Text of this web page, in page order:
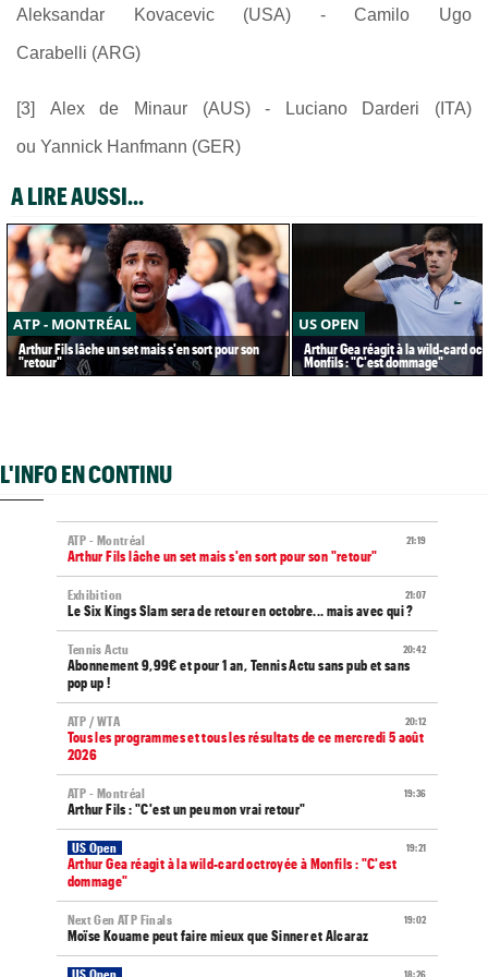
Aleksandar Kovacevic (USA) - Camilo Ugo
Carabelli (ARG)
[3] Alex de Minaur (AUS) - Luciano Darderi (ITA)
ou Yannick Hanfmann (GER)
A LIRE AUSSI...
ATP - MONTRÉAL
Arthur Fils lâche un set mais s'en sort pour son
"retour"
US OPEN
Arthur Gea réagit à la wild-card
Monfils : "C'est dommage"
L'INFO EN CONTINU
21:19
ATP - Montréal
Arthur Fils lâche un set mais s'en sort pour son "retour"
21:07
Exhibition
Le Six Kings Slam sera de retour en octobre... mais avec qui ?
20:42
Tennis Actu
Abonnement 9,99€ et pour 1 an, Tennis Actu sans pub et sans
pop up !
20:12
ATP / WTA
Tous les programmes et tous les résultats de ce mercredi 5 août
2026
19:36
ATP - Montréal
Arthur Fils : "C'est un peu mon vrai retour"
19:21
US Open
Arthur Gea réagit à la wild-card octroyée à Monfils : "C'est
dommage"
19:02
Next Gen ATP Finals
Moïse Kouame peut faire mieux que Sinner et Alcaraz
18:26